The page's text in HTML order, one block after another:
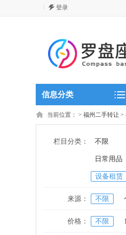
登录
信息分类
当前位置： > 福州二手转让 >
栏目分类： 不限
日常用品
设备租赁
来源： 不限
价格： 不限